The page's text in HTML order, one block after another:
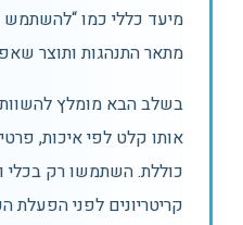
מתאר התנהגות ותוצר
אותו קלט לפי איכות,
כוללת. השתמשו רק בכלי
קריטריונים לפני הפעלת